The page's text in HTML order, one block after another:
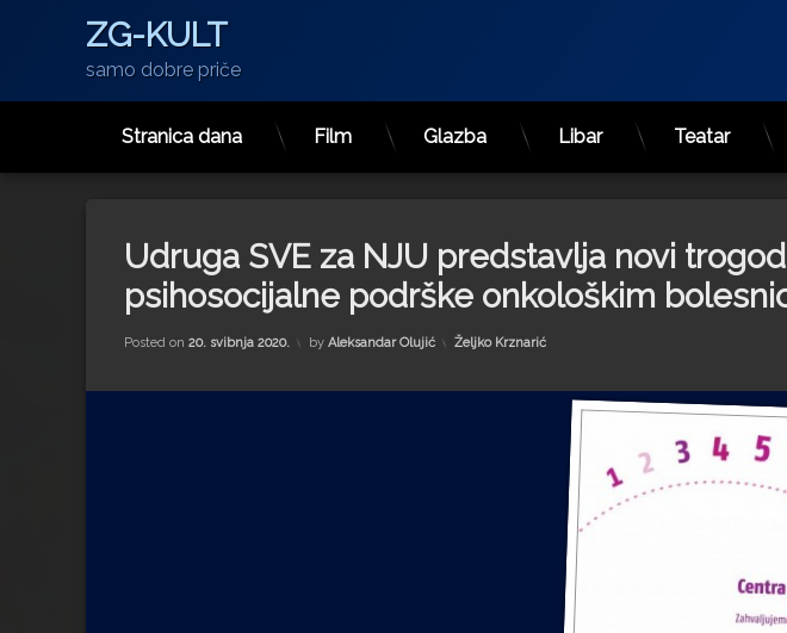
ZG-KULT
samo dobre priče
Stranica dana Film Glazba Libar Teatar
Udruga SVE za NJU predstavlja novi
psihosocijalne podrške onkološkim
Posted on 20. svibnja 2020. by Aleksandar Olujić Kategorije:
Željko Krznarić